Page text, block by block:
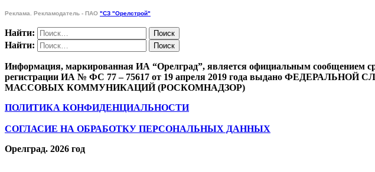
Реклама. Рекламодатель - ПАО "СЗ "Орелстрой"
Найти:
Найти:
Информация, маркированная ИА “Орелград”, является официальным сообщением
регистрации ИА № ФС 77 – 75617 от 19 апреля 2019 года выдано
МАССОВЫХ КОММУНИКАЦИЙ (РОСКОМНАДЗОР)
ПОЛИТИКА КОНФИДЕНЦИАЛЬНОСТИ
СОГЛАСИЕ НА ОБРАБОТКУ ПЕРСОНАЛЬНЫХ ДАННЫХ
Орелград. 2026 год